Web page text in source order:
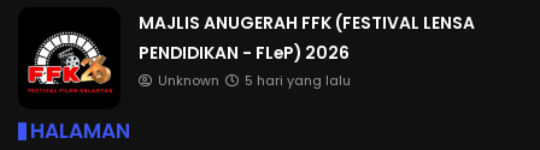
MAJLIS ANUGERAH FFK (FESTIVAL LENSA
PENDIDIKAN - FLeP) 2026
Unknown 5 hari yang lalu
HALAMAN